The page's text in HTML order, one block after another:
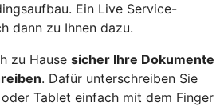
Ein Live Service-
dann zu Ihnen dazu.
zu Hause sicher Ihre Dokumente
. Dafür unterschreiben Sie
Tablet einfach mit dem Finger